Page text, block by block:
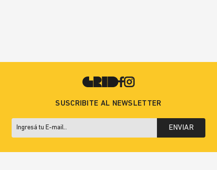
SUSCRIBITE AL NEWSLETTER
ENVIAR